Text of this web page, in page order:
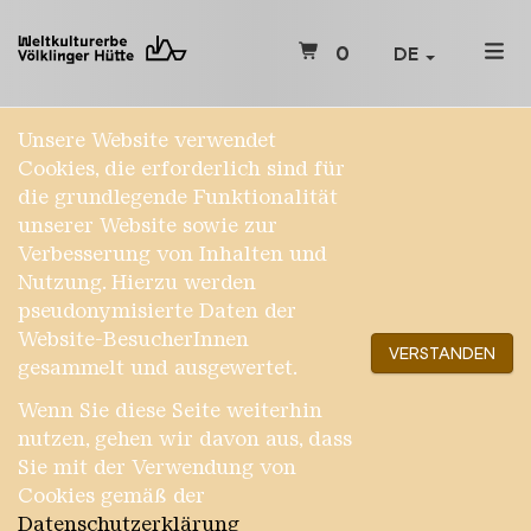
0 DE
Unsere Website verwendet
Cookies, die erforderlich sind für
die grundlegende Funktionalität
unserer Website sowie zur
Verbesserung von Inhalten und
Nutzung. Hierzu werden
pseudonymisierte Daten der
Website-BesucherInnen
gesammelt und ausgewertet.
Wenn Sie diese Seite weiterhin
nutzen, gehen wir davon aus, dass
Sie mit der Verwendung von
Cookies gemäß der
Datenschutzerklärung
VERSTANDEN